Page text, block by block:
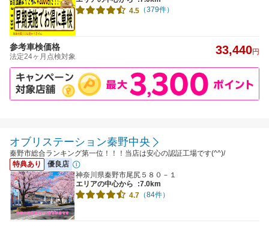
4.5 （379件）
参考車検価格
法定24ヶ月点検対象 33,440円
オブリステーション秦野中央
秦野市総合ランキング第一位！！！当店は安心の認証工場です(^^)/
特典あり
優良店
神奈川県秦野市尾尻５８０－１
エリアの中心から
:7.0km
4.7 （84件）